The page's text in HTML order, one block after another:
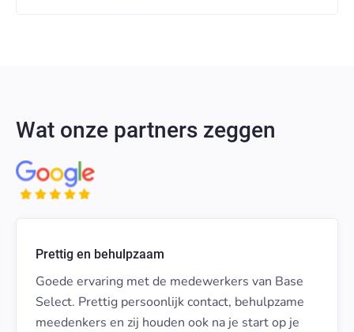
Wat onze partners zeggen
Prettig en behulpzaam
Goede ervaring met de medewerkers van Base
Select. Prettig persoonlijk contact, behulpzame
meedenkers en zij houden ook na je start op je